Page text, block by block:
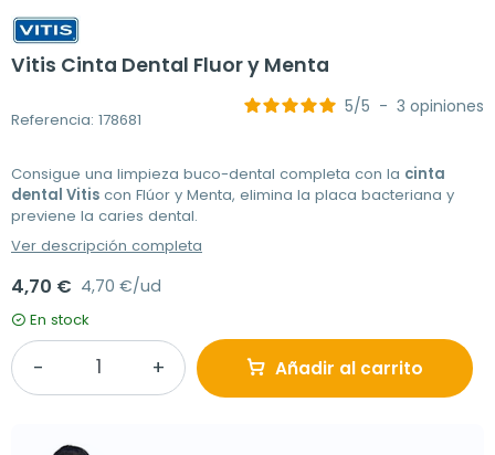
Vitis Cinta Dental Fluor y Menta
Referencia: 178681
5/5 - 3 opiniones
Consigue una limpieza buco-dental completa con la cinta
dental Vitis con Flúor y Menta, elimina la placa bacteriana y
previene la caries dental.
Ver descripción completa
4,70 € 4,70 €/ud
En stock
Añadir al carrito